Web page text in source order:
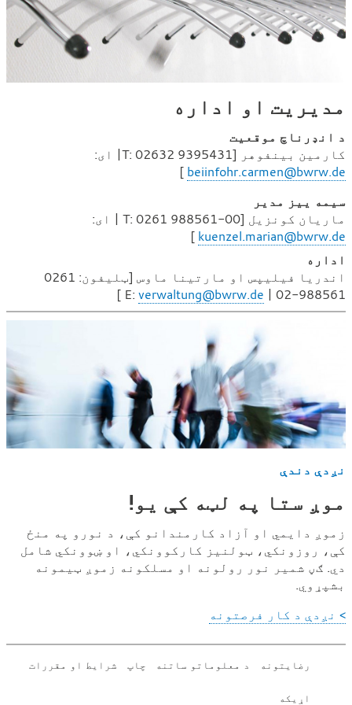
مدیریت او اداره
د انډرناچ موقعیت
کارمین بینفوهر [T:02632 9395431| ای:
beiinfohr.carmen@bwrw.de
]
سیمه ییز مدیر
ماریان کونزیل [T: 0261 988561-00 | ای:
kuenzel.marian@bwrw.de
]
اداره
اندریا فیلیپس او مارتینا ماوس [ټلیفون: 0261
988561-02 | E:
verwaltung@bwrw.de
]
نږدې دندې
موږ ستا په لټه کې یو!
زموږ دایمي او آزاد کارمندانو کې، د نورو په منځ
کې، روزونکي، ټولنیز کارکوونکي، او ښوونکي شامل
دي. ګڼ شمیر نور رولونه او مسلکونه زموږ ټیمونه
بشپړوي.
> نږدې د کار فرصتونه
رضایتونه د معلوماتو ساتنه چاپ شرایط او مقررات
اړیکه